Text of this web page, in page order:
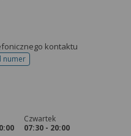
kontaktu
numerdo rejestracji
Czwartek
07:30 - 20:00